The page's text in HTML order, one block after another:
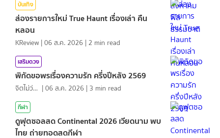
บันเทิง
ส่องรายการใหม่ True Haunt เรื่องเล่า คืน
หลอน
KReview |06 ส.ค. 2026 | 2 min read
เสริมดวง
พิกัดขอพรเรื่องความรัก ครึ่งปีหลัง 2569
จิตไม่ว่าง |06 ส.ค. 2026 | 3 min read
กีฬา
ดูฟุตซอลสด Continental 2026 เวียดนาม พบ
ไทย ถ่ายทอดสดกีฬา